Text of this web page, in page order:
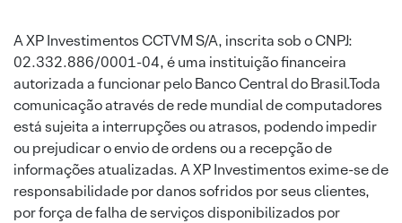
A XP Investimentos CCTVM S/A, inscrita sob o CNPJ:
02.332.886/0001-04, é uma instituição financeira
autorizada a funcionar pelo Banco Central do Brasil.Toda
comunicação através de rede mundial de computadores
está sujeita a interrupções ou atrasos, podendo impedir
ou prejudicar o envio de ordens ou a recepção de
informações atualizadas. A XP Investimentos exime-se de
responsabilidade por danos sofridos por seus clientes,
por força de falha de serviços disponibilizados por